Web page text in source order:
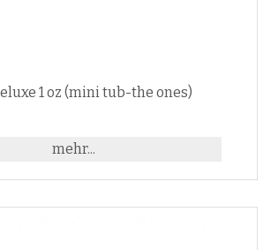
1 oz (mini tub-the ones)
mehr...